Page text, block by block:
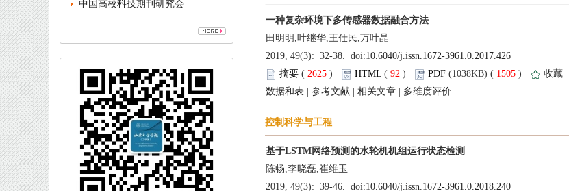
中国高校科技期刊研究会
( ) 92) 1505)
|
|